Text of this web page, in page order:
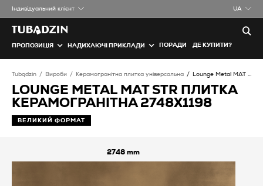
Iндивідуальний клієнт UA
ПРОПОЗИЦІЯ НАДИХАЮЧІ ПРИКЛАДИ ПОРАДИ ДЕ КУПИТИ?
Tubądzin Вироби Керамогранітна плитка універсальна Lounge Metal MAT STR Плитка керамогранітна
LOUNGE METAL MAT STR ПЛИТКА
КЕРАМОГРАНІТНА 2748X1198
ВЕЛИКИЙ ФОРМАТ
2748